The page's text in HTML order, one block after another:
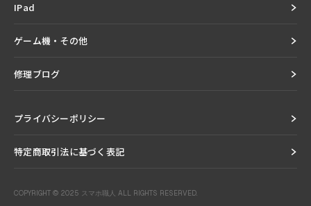
IPad
ゲーム機・その他
修理ブログ
プライバシーポリシー
特定商取引法に基づく表記
COPYRIGHT © 2025 スマホ職人 ALL RIGHTS RESERVED.